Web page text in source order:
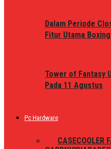
Dalam Periode
Fitur Utama
Tower of Fantasy
Pada 11 Agustus
Pc Hardware
CASECOOLER